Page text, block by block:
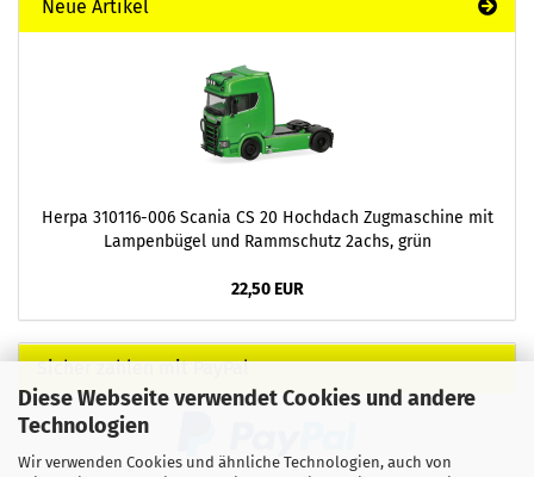
Diese Webseite verwendet Cookies und andere
Technologien
Wir verwenden Cookies und ähnliche Technologien, auch von
Neue Artikel
Herpa 310116-006 Scania CS 20 Hochdach Zugmaschine mit
Lampenbügel und Rammschutz 2achs, grün
22,50 EUR
Sicher zahlen mit PayPal